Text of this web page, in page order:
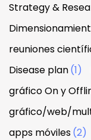
Strategy &
reuniones
Disease plan(1)
gráfico On y
gráfico/web/
apps móviles(2)